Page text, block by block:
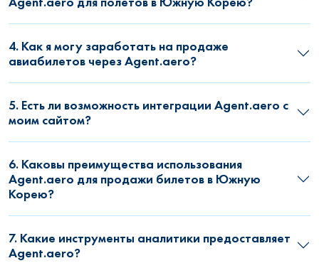
4. Как я могу заработать на продаже
авиабилетов через Agent.aero?
5. Есть ли возможность интеграции Agent.aero с
моим сайтом?
6. Каковы преимущества использования
Agent.aero для продажи билетов в Южную
Корею?
7. Какие инструменты аналитики предоставляет
Agent.aero?